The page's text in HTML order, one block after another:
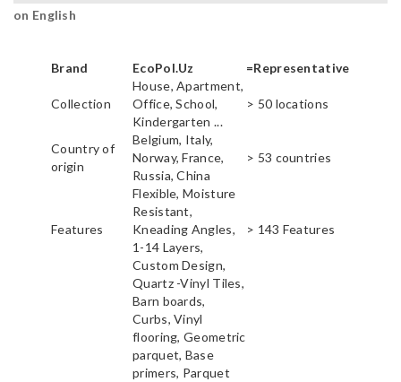
on English
Brand EcoPol.Uz =Representative
Collection
House, Apartment,
Office, School,
Kindergarten ...
> 50 locations
Country of
origin
Belgium, Italy,
Norway, France,
Russia, China
> 53 countries
Features
Flexible, Moisture
Resistant,
Kneading Angles,
1-14 Layers,
Custom Design,
> 143 Features
Quartz -Vinyl Tiles,
Barn boards,
Curbs, Vinyl
flooring, Geometric
parquet, Base
primers, Parquet